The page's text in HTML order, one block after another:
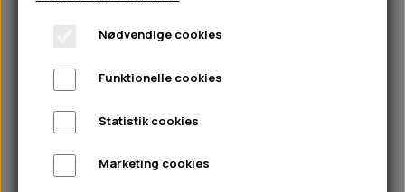
CHICOPEE
GODBIDSTASKE
HALSBÅND
🦴 GODBIDDER & SNACKS
🍖 SMAGSVARIANTER
🎾 LEGETØJ
TÆNDER, ØRE, ØJE, POTER & NÆSE
🐾 UDSTYR & KOMFORT
HUER OG VANTER
PINEWOOD SALES
TILBUD
NYHEDER
ABONNEMENT
Nødvendige cookies
Funktionelle cookies
Statistik cookies
Marketing cookies